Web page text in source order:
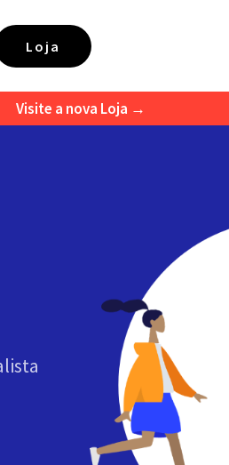
Loja
Visite a nova Loja →